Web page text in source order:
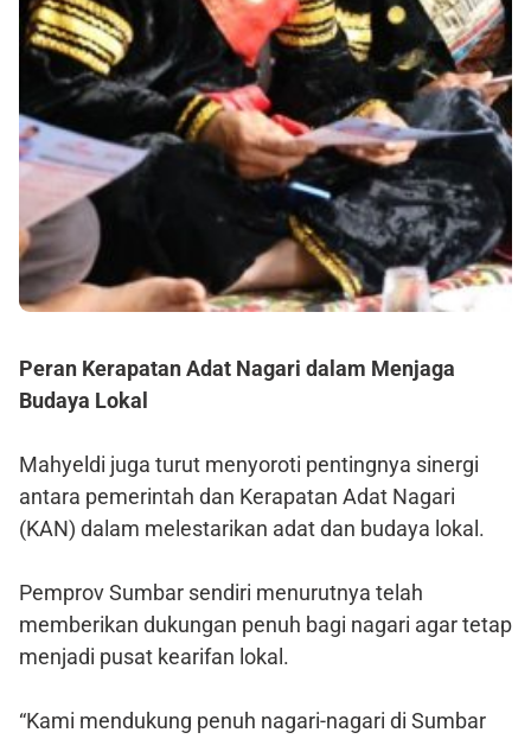
Peran Kerapatan Adat Nagari dalam Menjaga
Budaya Lokal
Mahyeldi juga turut menyoroti pentingnya sinergi
antara pemerintah dan Kerapatan Adat Nagari
(KAN) dalam melestarikan adat dan budaya lokal.
Pemprov Sumbar sendiri menurutnya telah
memberikan dukungan penuh bagi nagari agar tetap
menjadi pusat kearifan lokal.
“Kami mendukung penuh nagari-nagari di Sumbar